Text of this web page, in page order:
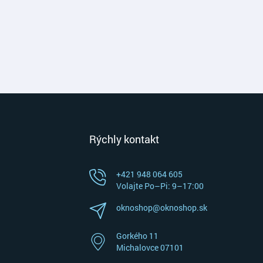
Rýchly kontakt
+421 948 064 605
Volajte Po–⁠Pi: 9–⁠17:00
oknoshop@oknoshop.sk
Gorkého 11
Michalovce 07101